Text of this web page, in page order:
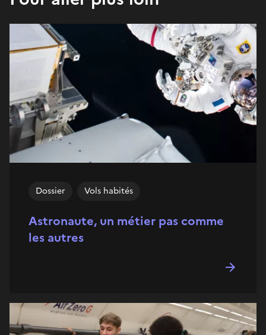
Astronaute, un métier pas comme
les autres
Dossier Vols habités